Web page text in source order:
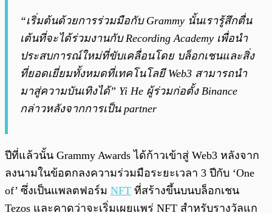
“เริ่มต้นด้วยการร่วมมือกับ Grammy นั้นเรารู้สึกตื่น
เต้นที่จะได้ร่วมงานกับ Recording Academy เพื่อนำ
ประสบการณ์ใหม่ที่ขับเคลื่อนโดย บล็อกเชนและสิ่ง
ที่ยอดเยี่ยมทั้งหมดที่เทคโนโลยี Web3 สามารถนำ
มาสู่ความบันเทิงได้” Yi He ผู้ร่วมก่อตั้ง Binance
กล่าวหลังจากการเป็น partner
ปีที่แล้วนั้น Grammy Awards ได้ก้าวเข้าสู่ Web3 หลังจาก
ลงนามในข้อตกลงความร่วมมือระยะเวลา 3 ปีกับ ‘One
of’ ซึ่งเป็นแพลตฟอร์ม NFT ที่สร้างขึ้นบนบล็อกเชน
Tezos และคาดว่าจะเริ่มเผยแพร่ NFT สำหรับรางวัลแก